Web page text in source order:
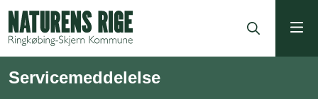
Servicemeddelelse